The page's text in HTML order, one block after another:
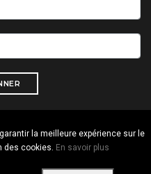
la meilleure expérience sur le
des cookies. En savoir plus
Vitrine Africaine
Confidentialité|Cookies